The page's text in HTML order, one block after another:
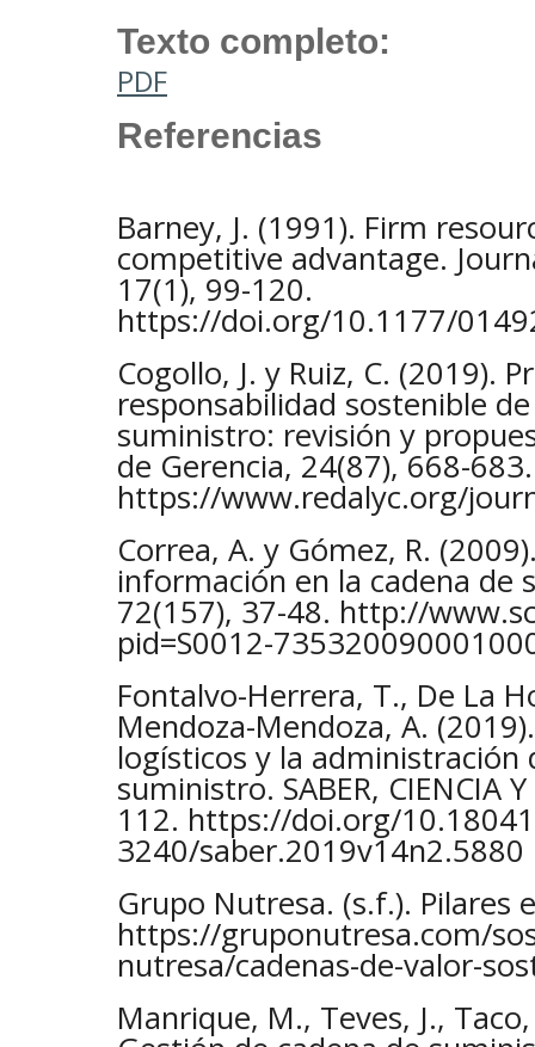
Texto completo:
PDF
Referencias
Barney, J. (1991). Firm
competitive advantage.
17(1), 99-120.
https://doi.org/10.1177/
Cogollo, J. y Ruiz, C. (2019).
responsabilidad sostenible
suministro: revisión y
de Gerencia, 24(87), 668-683.
https://www.redalyc.org/
Correa, A. y Gómez, R.
información en la cadena de
72(157), 37-48. http://
pid=S0012-
Fontalvo-Herrera, T., De La
Mendoza-Mendoza, A.
logísticos y la administración
suministro. SABER, CIENCIA
112. https://doi.org/
3240/saber.2019v14n2.5880
Grupo Nutresa. (s.f.). Pilares
https://gruponutresa.com/
nutresa/cadenas-de-valor-
Manrique, M., Teves, J.,